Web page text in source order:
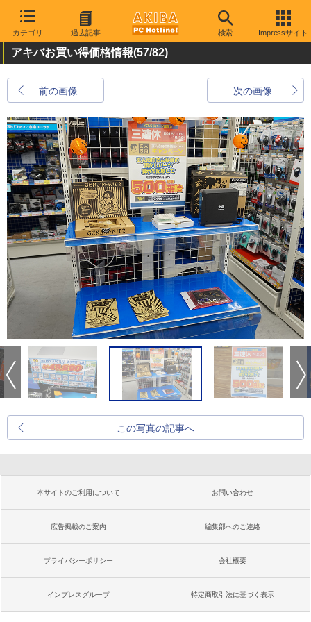
カテゴリ 過去記事 検索 Impressサイト
アキバお買い得価格情報(57/82)
前の画像 次の画像
この写真の記事へ
本サイトのご利用について お問い合わせ
広告掲載のご案内 編集部へのご連絡
プライバシーポリシー 会社概要
インプレスグループ 特定商取引法に基づく表示